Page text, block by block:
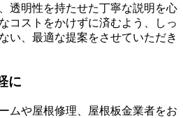
透明性を持たせた丁寧な説明を心
コストをかけずに済むよう、しっ
い、最適な提案をさせていただき
に
ムや屋根修理、屋根板金業者をお